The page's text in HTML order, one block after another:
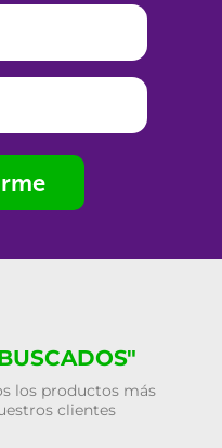
los productos más
clientes